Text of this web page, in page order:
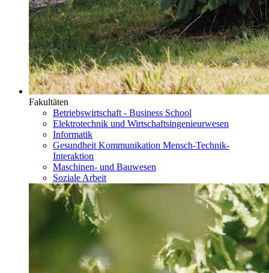
Fakultäten
Betriebswirtschaft - Business School
Elektrotechnik und Wirtschaftsingenieurwesen
Informatik
Gesundheit Kommunikation Mensch-Technik-
Interaktion
Maschinen- und Bauwesen
Soziale Arbeit